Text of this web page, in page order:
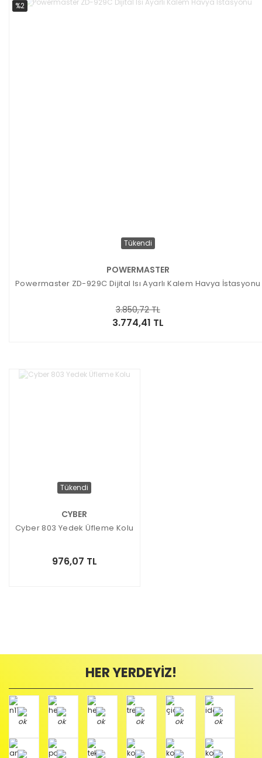
%2
Tükendi
POWERMASTER
Powermaster ZD-929C Dijital Isı Ayarlı Kalem Havya İstasyonu
3.774,41 TL
3.850,72 TL
Tükendi
CYBER
Cyber 803 Yedek Üfleme Kolu
976,07 TL
HER YERDEYİZ!